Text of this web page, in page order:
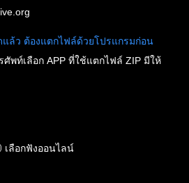
ล้ว ต้องแตกไฟล์ด้วยโปรแกรมก่อน
พท์เลือก APP ที่ใช้แตกไฟล์ ZIP มีให้
เลือกฟังออนไลน์